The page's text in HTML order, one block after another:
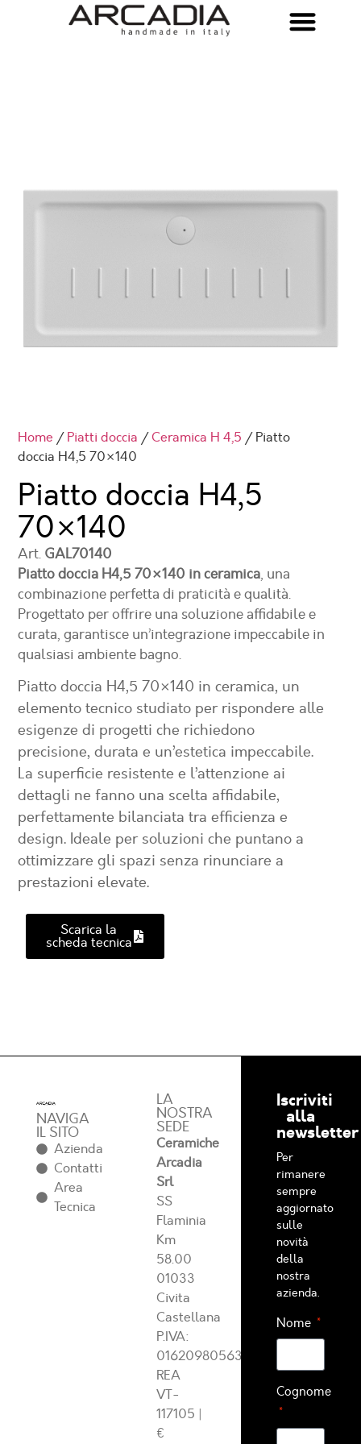
Home /Piatti doccia /Ceramica H 4,5 / Piatto
doccia H4,5 70×140
Piatto doccia H4,5
70×140
Art. GAL70140
Piatto doccia H4,5 70×140 in ceramica, una
combinazione perfetta di praticità e qualità.
Progettato per offrire una soluzione affidabile e
curata, garantisce un’integrazione impeccabile in
qualsiasi ambiente bagno.
Piatto doccia H4,5 70×140 in ceramica, un
elemento tecnico studiato per rispondere alle
esigenze di progetti che richiedono
precisione, durata e un’estetica impeccabile.
La superficie resistente e l’attenzione ai
dettagli ne fanno una scelta affidabile,
perfettamente bilanciata tra efficienza e
design. Ideale per soluzioni che puntano a
ottimizzare gli spazi senza rinunciare a
prestazioni elevate.
Scarica la
scheda tecnica
NAVIGA
IL SITO
Azienda
Contatti
Area
Tecnica
LA
NOSTRA
SEDE
Ceramiche
Arcadia
Srl
SS
Flaminia
Km
58.00
01033
Civita
Castellana
P.IVA:
01620980563
REA
VT-
117105 |
€
Iscriviti
alla
newsletter
Per
rimanere
sempre
aggiornato
sulle
novità
della
nostra
azienda.
Nome
Cognome